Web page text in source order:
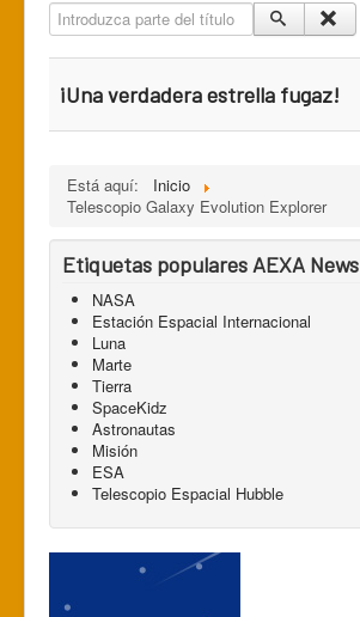
Centro de Informática AEXA
Space Kidz
Introduzca parte del título
¡Una verdadera estrella fugaz!
Está aquí:
Inicio
Telescopio Galaxy Evolution Explorer
Etiquetas populares AEXA News
NASA
Estación Espacial Internacional
Luna
Marte
Tierra
SpaceKidz
Astronautas
Misión
ESA
Telescopio Espacial Hubble